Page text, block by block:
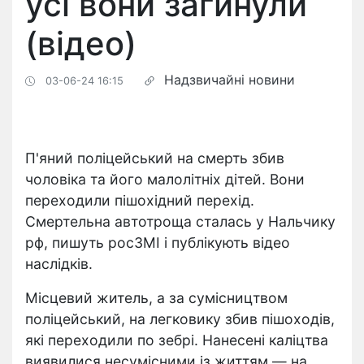
(відео)
03-06-24 16:15 Надзвичайні новини
П'яний поліцейський на смерть збив
чоловіка та його малолітніх дітей. Вони
переходили пішохідний перехід.
Смертельна автотроща сталась у Нальчику
рф, пишуть росЗМІ і публікують відео
наслідків.
Місцевий житель, а за сумісництвом
поліцейський, на легковику збив пішоходів,
які переходили по зебрі. Нанесені каліцтва